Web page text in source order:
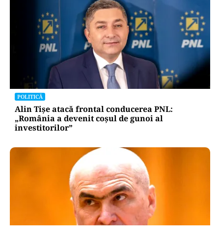
POLITICĂ
Alin Tișe atacă frontal conducerea PNL:
„România a devenit coșul de gunoi al
investitorilor”